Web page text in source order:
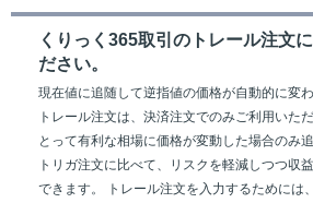
くりっく365取引のトレール注文
ださい。
現在値に追随して逆指値の価格が自動的に変
トレール注文は、決済注文でのみご利用いた
とって有利な相場に価格が変動した場合のみ
トリガ注文に比べて、リスクを軽減しつつ収
できます。 トレール注文を入力するためには